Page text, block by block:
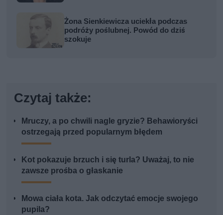
Żona Sienkiewicza uciekła podczas
podróży poślubnej. Powód do dziś
szokuje
Czytaj także:
Mruczy, a po chwili nagle gryzie? Behawioryści
ostrzegają przed popularnym błędem
Kot pokazuje brzuch i się turla? Uważaj, to nie
zawsze prośba o głaskanie
Mowa ciała kota. Jak odczytać emocje swojego
pupila?